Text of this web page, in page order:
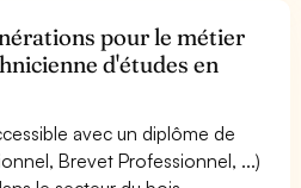
pour le métier
d'études en
avec un diplôme de
Brevet Professionnel, ...)